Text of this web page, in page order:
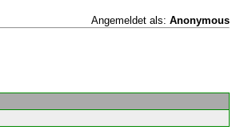
Angemeldet als: Anonymous